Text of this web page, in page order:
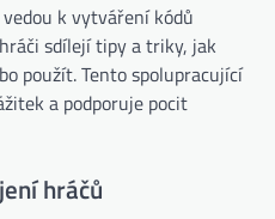
k vytváření kódů
sdílejí tipy a triky, jak
použít. Tento spolupracující
a podporuje pocit
hráčů